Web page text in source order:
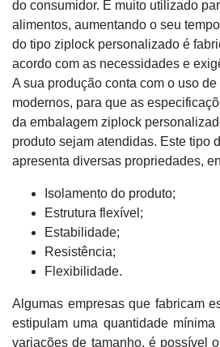
do consumidor. É muito utilizado
alimentos, aumentando o seu
do tipo ziplock personalizado é
acordo com as necessidades e
A sua produção conta com o uso
modernos, para que as
da embalagem ziplock
produto sejam atendidas. Este tipo
apresenta diversas propriedades,
Isolamento do produto;
Estrutura flexível;
Estabilidade;
Resistência;
Flexibilidade.
Algumas empresas que fabricam
estipulam uma quantidade
variações de tamanho, é possível